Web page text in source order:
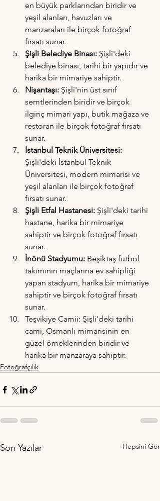
en büyük parklarından biridir ve
yeşil alanları, havuzları ve
manzaraları ile birçok fotoğraf
fırsatı sunar.
Şişli Belediye Binası: Şişli'deki
belediye binası, tarihi bir yapıdır ve
harika bir mimariye sahiptir.
Nişantaşı: Şişli'nin üst sınıf
semtlerinden biridir ve birçok
ilginç mimari yapı, butik mağaza ve
restoran ile birçok fotoğraf fırsatı
sunar.
İstanbul Teknik Üniversitesi:
Şişli'deki İstanbul Teknik
Üniversitesi, modern mimarisi ve
yeşil alanları ile birçok fotoğraf
fırsatı sunar.
Şişli Etfal Hastanesi: Şişli'deki tarihi
hastane, harika bir mimariye
sahiptir ve birçok fotoğraf fırsatı
sunar.
İnönü Stadyumu: Beşiktaş futbol
takımının maçlarına ev sahipliği
yapan stadyum, harika bir mimariye
sahiptir ve birçok fotoğraf fırsatı
sunar.
Teşvikiye Camii: Şişli'deki tarihi
cami, Osmanlı mimarisinin en
güzel örneklerinden biridir ve
harika bir manzaraya sahiptir.
Fotoğrafçılık
Son Yazılar Hepsini Gör